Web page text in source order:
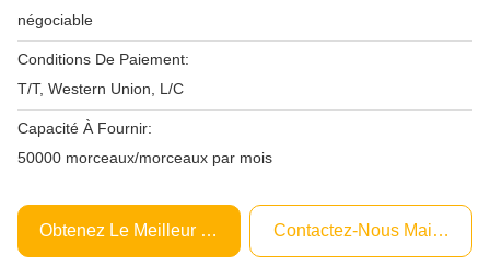
négociable
Conditions De Paiement:
T/T, Western Union, L/C
Capacité À Fournir:
50000 morceaux/morceaux par mois
Obtenez Le Meilleur Prix Contactez-Nous Maintenant